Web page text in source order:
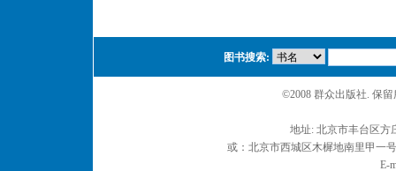
图书搜索:
©2008 群众出版社. 保
地址: 北京市丰台区
或：北京市西城区木樨地南里甲一
E-